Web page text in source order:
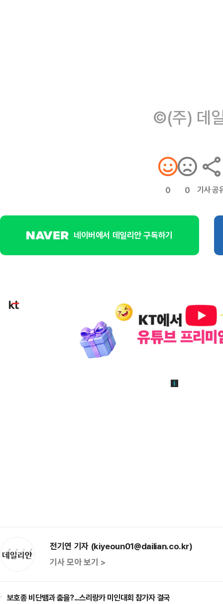
©(주) 데
0 0 기사 공
네이버에서 데일리안 구독하기
전기연 기자 (kiyeoun01@dailian.co.kr)
기사 모아 보기 >
보호종 비단뱀과 춤을?...스리랑카 미인대회 참가자 결국